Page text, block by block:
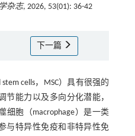
杂志, 2026, 53(01): 36-42
下一篇
cells，MSC）具有很强的
节能力以及多向分化潜能，
细胞（macrophage）是一类
与特异性免疫和非特异性免